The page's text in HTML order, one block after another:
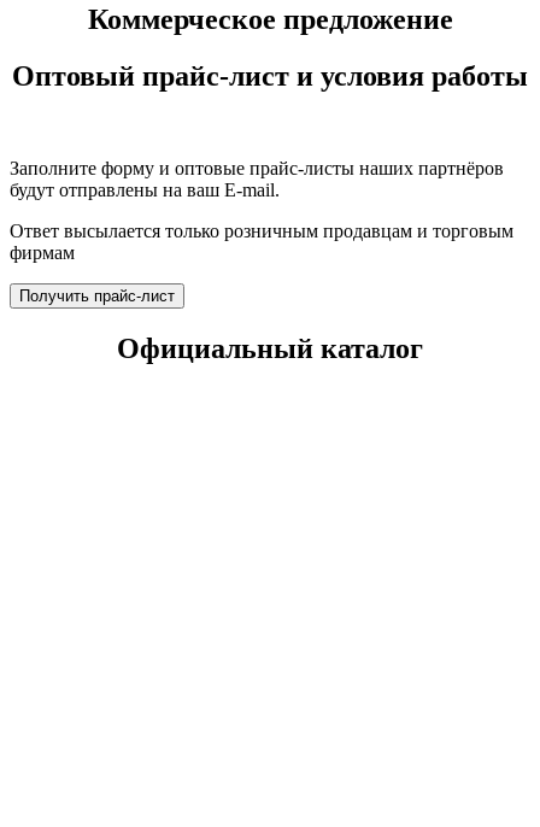
Коммерческое предложение
Оптовый прайс-лист и условия работы
Заполните форму и оптовые прайс-листы наших партнёров
будут отправлены на ваш E-mail.
Ответ высылается только розничным продавцам и торговым
фирмам
Получить прайс-лист
Официальный каталог